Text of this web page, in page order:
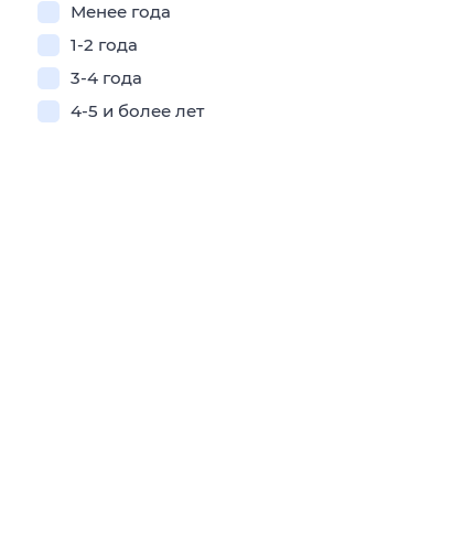
Менее года
1-2 года
3-4 года
4-5 и более лет